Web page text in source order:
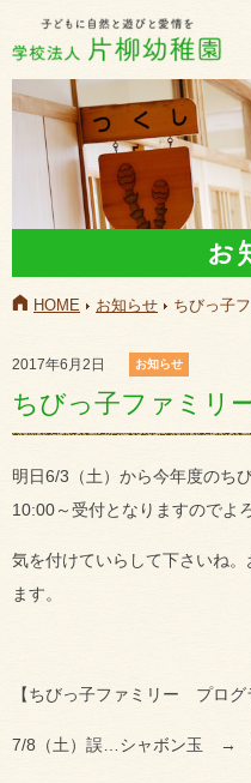
HOME お知らせ ちびっ子
2017年6月2日 お知らせ
ちびっ子ファミリ
明日6/3（土）から今年度のち
10:00～受付となりますのでよ
気を付けていらして下さいね
ます。
【ちびっ子ファミリー プログ
7/8（土）誤…シャボン玉 →